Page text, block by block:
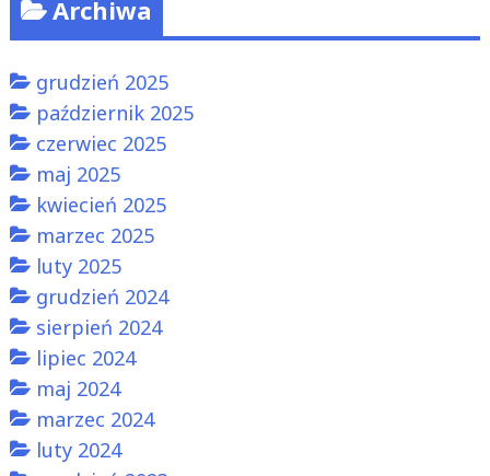
Archiwa
grudzień 2025
październik 2025
czerwiec 2025
maj 2025
kwiecień 2025
marzec 2025
luty 2025
grudzień 2024
sierpień 2024
lipiec 2024
maj 2024
marzec 2024
luty 2024